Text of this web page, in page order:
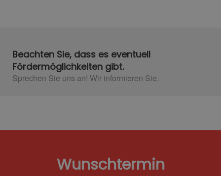
Beachten Sie, dass es eventuell
Fördermöglichkeiten gibt.
Sprechen Sie uns an! Wir informieren Sie.
Wunschtermin